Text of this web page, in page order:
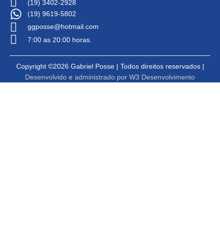
(19) 3402-2928
(19) 9619-5802
ggposse@hotmail.com
7:00 as 20:00 horas.
Copyright ©2026 Gabriel Posse | Todos direitos reservados |
Desenvolvido e administrado por W3 Desenvolvimento